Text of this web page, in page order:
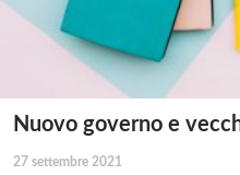
Nuovo governo e
27 settembre 2021